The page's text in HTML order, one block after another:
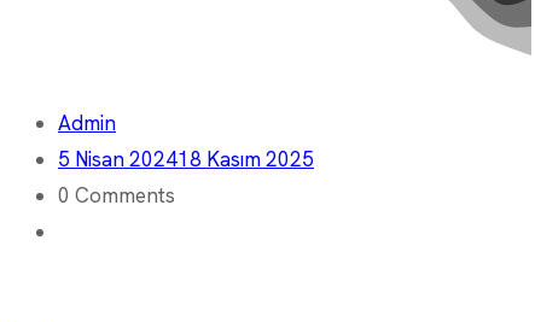
Admin
5 Nisan 202418 Kasım 2025
0 Comments